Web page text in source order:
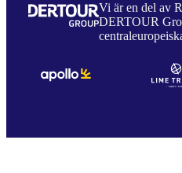
Vi är en del av
DERTOUR